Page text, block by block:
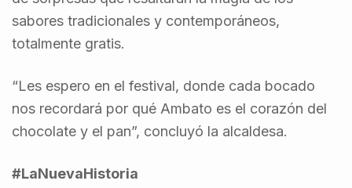
sabores tradicionales y contemporáneos,
totalmente gratis.
“Les espero en el festival, donde cada bocado
nos recordará por qué Ambato es el corazón del
chocolate y el pan”, concluyó la alcaldesa.
#LaNuevaHistoria